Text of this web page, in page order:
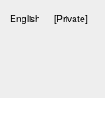
English [Private]